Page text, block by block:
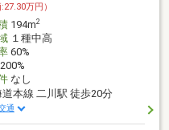
:27.30万円）
194m2
１種中高
60%
なし
本線 二川駅 徒歩20分
通